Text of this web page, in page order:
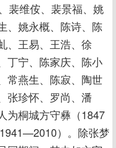
裴维侒、裴景福、姚
、姚永概、陈诗、陈
、王易、王浩、徐
丁宁、陈家庆、陈小
常燕生、陈寂、陶世
张珍怀、罗尚、潘
为桐城方守彝（1847
）。除张梦